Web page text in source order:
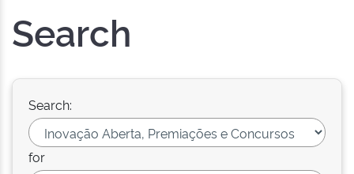
Search
Search:
for